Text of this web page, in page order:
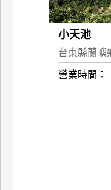
小天池
台東縣蘭嶼
營業時間：